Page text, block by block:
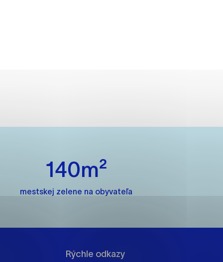
140m²
mestskej zelene na obyvateľa
Rýchle odkazy
aby sa uložila
anonymne a nie je